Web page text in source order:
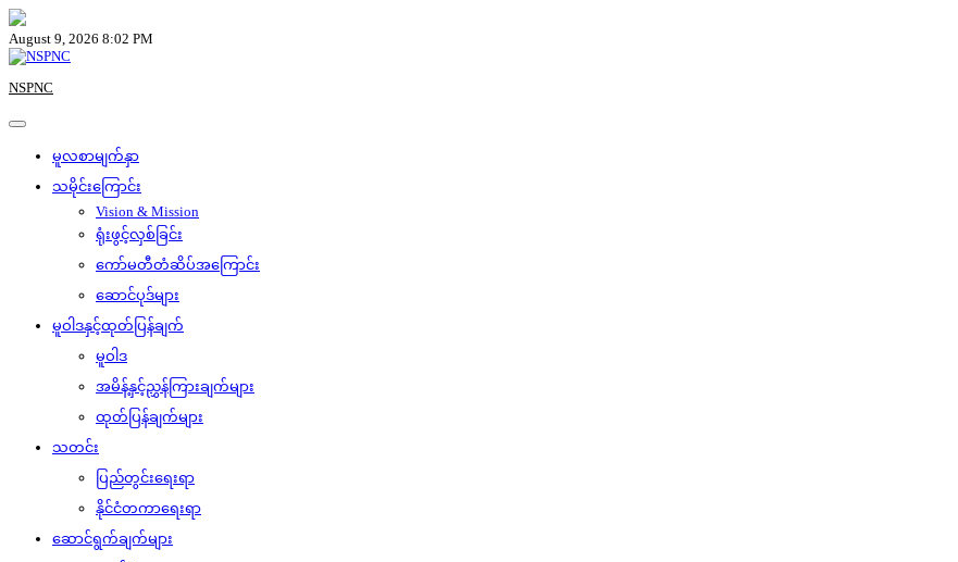
Skip
to
content
August 9, 2026 8:02 PM
NSPNC
မူလစာမျက်နှာ
သမိုင်းကြောင်း
Vision & Mission
ရုံးဖွင့်လှစ်ခြင်း
ကော်မတီတံဆိပ်အကြောင်း
ဆောင်ပုဒ်များ
မူဝါဒနှင့်ထုတ်ပြန်ချက်
မူဝါဒ
အမိန့်နှင့်ညွှန်ကြားချက်များ
ထုတ်ပြန်ချက်များ
သတင်း
ပြည်တွင်းရေးရာ
နိုင်ငံတကာရေးရာ
ဆောင်ရွက်ချက်များ